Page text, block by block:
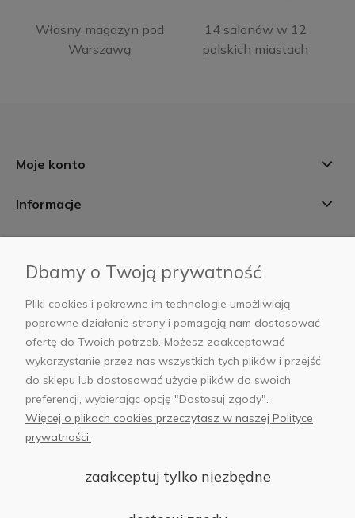
Własny magazyn pod
Warszawą
14 salonów w 12
polskich miastach
Moje konto
Informacje
AB Foto
sklep@abfoto.pl
+48 797 971 275
© 2025 Wszelkie prawa zastrzeżone. Serwis własnością:
Dbamy o Twoją prywatność
Pliki cookies i pokrewne im technologie umożliwiają
poprawne działanie strony i pomagają nam dostosować
ofertę do Twoich potrzeb. Możesz zaakceptować
wykorzystanie przez nas wszystkich tych plików i przejść
do sklepu lub dostosować użycie plików do swoich
preferencji, wybierając opcję "Dostosuj zgody".
Więcej o plikach cookies przeczytasz w naszej Polityce
prywatności.
zaakceptuj tylko niezbędne